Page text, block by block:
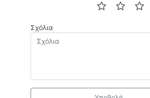
Σχόλια